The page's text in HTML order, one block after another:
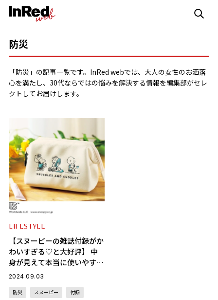
防災
「防災」の記事一覧です。InRed webでは、大人の女性のお洒落
心を満たし、30代ならではの悩みを解決する情報を編集部がセレ
クトしてお届けします。
LIFESTYLE
【スヌーピーの雑誌付録がか
わいすぎる♡と大好評】 中
身が見えて本当に使いやす
い！ 収納力抜群のポーチの
2024.09.03
防災 スヌーピー 付録